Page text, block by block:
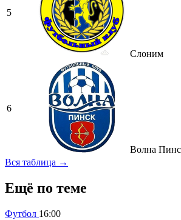
5
Слоним
6
Волна
Вся таблица →
Ещё по теме
Футбол 16:00